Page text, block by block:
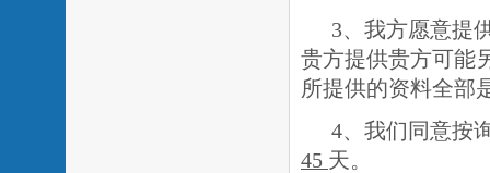
3、我方愿意提
贵方提供贵方可能
所提供的资料全部
4、我们同意按
45 天。